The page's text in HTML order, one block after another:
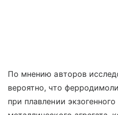
По мнению авторов
вероятно, что
при плавлении